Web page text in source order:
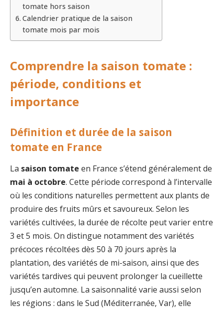
tomate hors saison
Calendrier pratique de la saison
tomate mois par mois
Comprendre la saison tomate :
période, conditions et
importance
Définition et durée de la saison
tomate en France
La saison tomate en France s’étend généralement de
mai à octobre. Cette période correspond à l’intervalle
où les conditions naturelles permettent aux plants de
produire des fruits mûrs et savoureux. Selon les
variétés cultivées, la durée de récolte peut varier entre
3 et 5 mois. On distingue notamment des variétés
précoces récoltées dès 50 à 70 jours après la
plantation, des variétés de mi-saison, ainsi que des
variétés tardives qui peuvent prolonger la cueillette
jusqu’en automne. La saisonnalité varie aussi selon
les régions : dans le Sud (Méditerranée, Var), elle